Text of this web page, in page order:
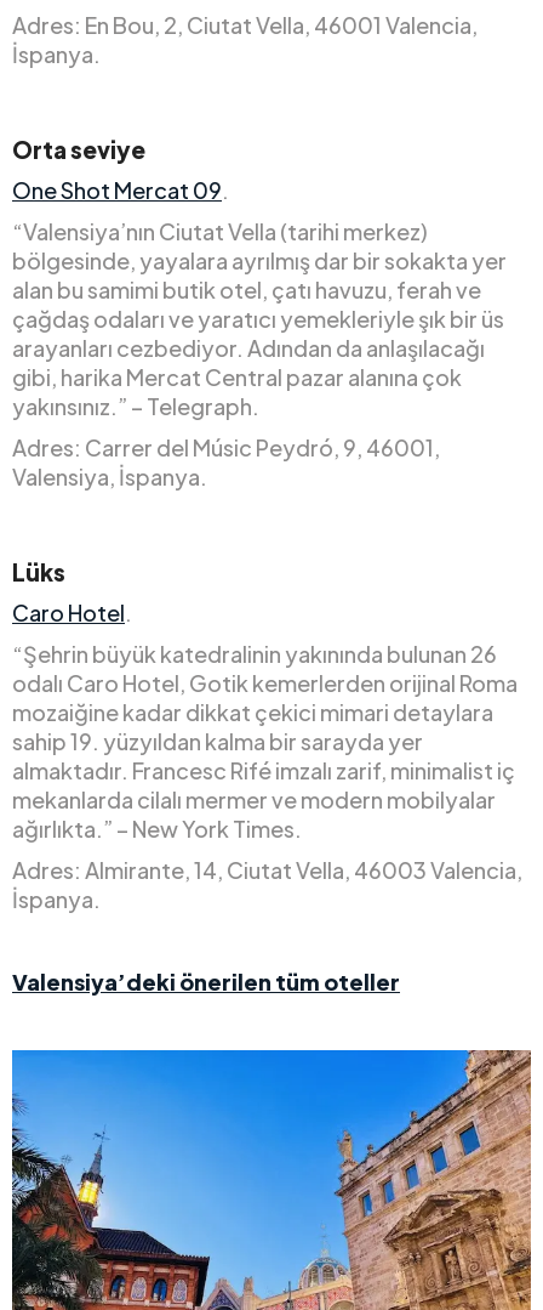
Adres: En Bou, 2, Ciutat Vella, 46001 Valencia,
İspanya.
Orta seviye
One Shot Mercat 09.
“Valensiya’nın Ciutat Vella (tarihi merkez)
bölgesinde, yayalara ayrılmış dar bir sokakta yer
alan bu samimi butik otel, çatı havuzu, ferah ve
çağdaş odaları ve yaratıcı yemekleriyle şık bir üs
arayanları cezbediyor. Adından da anlaşılacağı
gibi, harika Mercat Central pazar alanına çok
yakınsınız.” – Telegraph.
Adres: Carrer del Músic Peydró, 9, 46001,
Valensiya, İspanya.
Lüks
Caro Hotel.
“Şehrin büyük katedralinin yakınında bulunan 26
odalı Caro Hotel, Gotik kemerlerden orijinal Roma
mozaiğine kadar dikkat çekici mimari detaylara
sahip 19. yüzyıldan kalma bir sarayda yer
almaktadır. Francesc Rifé imzalı zarif, minimalist iç
mekanlarda cilalı mermer ve modern mobilyalar
ağırlıkta.” – New York Times.
Adres: Almirante, 14, Ciutat Vella, 46003 Valencia,
İspanya.
Valensiya’deki önerilen tüm oteller